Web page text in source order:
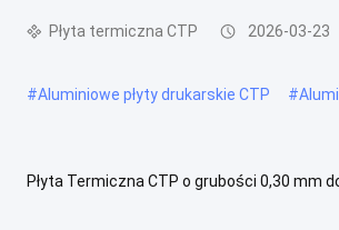
Płyta termiczna CTP 2026-03-23
#Aluminiowe płyty drukarskie CTP #
Płyta Termiczna CTP o grubości 0,30 mm